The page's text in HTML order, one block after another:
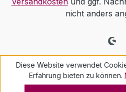
nicht anders
Diese Website verwendet
Erfahrung bieten zu können.